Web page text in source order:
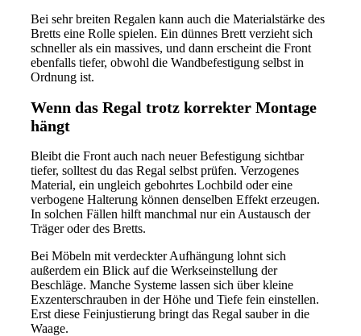
Bei sehr breiten Regalen kann auch die Materialstärke des
Bretts eine Rolle spielen. Ein dünnes Brett verzieht sich
schneller als ein massives, und dann erscheint die Front
ebenfalls tiefer, obwohl die Wandbefestigung selbst in
Ordnung ist.
Wenn das Regal trotz korrekter Montage
hängt
Bleibt die Front auch nach neuer Befestigung sichtbar
tiefer, solltest du das Regal selbst prüfen. Verzogenes
Material, ein ungleich gebohrtes Lochbild oder eine
verbogene Halterung können denselben Effekt erzeugen.
In solchen Fällen hilft manchmal nur ein Austausch der
Träger oder des Bretts.
Bei Möbeln mit verdeckter Aufhängung lohnt sich
außerdem ein Blick auf die Werkseinstellung der
Beschläge. Manche Systeme lassen sich über kleine
Exzenterschrauben in der Höhe und Tiefe fein einstellen.
Erst diese Feinjustierung bringt das Regal sauber in die
Waage.